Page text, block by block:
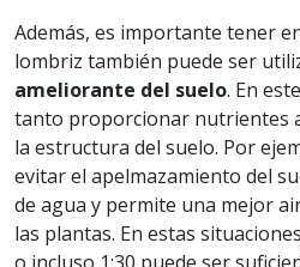
Además, es importante tener
lombriz también puede ser
ameliorante del suelo. En
tanto proporcionar nutrientes
la estructura del suelo. Por
evitar el apelmazamiento del
de agua y permite una mejor
las plantas. En estas